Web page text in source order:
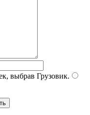
выбрав Грузовик.